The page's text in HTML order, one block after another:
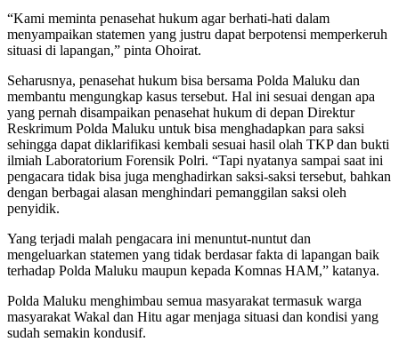
“Kami meminta penasehat hukum agar berhati-hati dalam
menyampaikan statemen yang justru dapat berpotensi memperkeruh
situasi di lapangan,” pinta Ohoirat.
Seharusnya, penasehat hukum bisa bersama Polda Maluku dan
membantu mengungkap kasus tersebut. Hal ini sesuai dengan apa
yang pernah disampaikan penasehat hukum di depan Direktur
Reskrimum Polda Maluku untuk bisa menghadapkan para saksi
sehingga dapat diklarifikasi kembali sesuai hasil olah TKP dan bukti
ilmiah Laboratorium Forensik Polri. “Tapi nyatanya sampai saat ini
pengacara tidak bisa juga menghadirkan saksi-saksi tersebut, bahkan
dengan berbagai alasan menghindari pemanggilan saksi oleh
penyidik.
Yang terjadi malah pengacara ini menuntut-nuntut dan
mengeluarkan statemen yang tidak berdasar fakta di lapangan baik
terhadap Polda Maluku maupun kepada Komnas HAM,” katanya.
Polda Maluku menghimbau semua masyarakat termasuk warga
masyarakat Wakal dan Hitu agar menjaga situasi dan kondisi yang
sudah semakin kondusif.